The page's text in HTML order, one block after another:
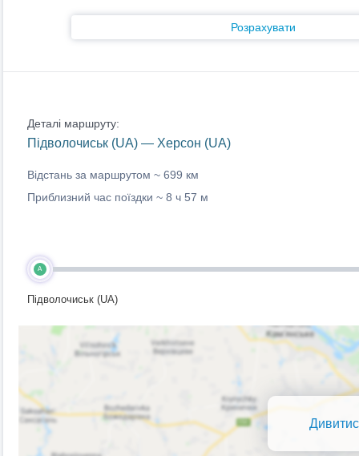
Розрахувати
Деталі маршруту:
Підволочиськ (UA) — Херсон (UA)
Відстань за маршрутом ~ 699 км
Приблизний час поїздки ~ 8 ч 57 м
A
Підволочиськ (UA)